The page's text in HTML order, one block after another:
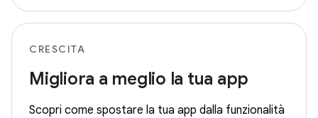
CRESCITA
Migliora a meglio la tua app
Scopri come spostare la tua app dalla funzionalità